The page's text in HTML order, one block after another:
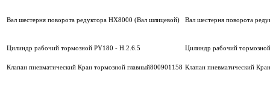
Вал шестерня поворота редуктора НХ8000 (Вал шлицевой) Вал шестерня поворота
Цилиндр рабочий тормозной PY180 - H.2.6.5 Цилиндр рабочий
Клапан пневматический Кран тормозной главный800901158 Клапан пневматический